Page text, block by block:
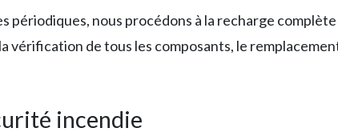
périodiques, nous procédons à la recharge
vérification de tous les composants, le
incendie